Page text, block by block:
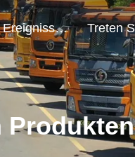
Ereignisse
Produkten